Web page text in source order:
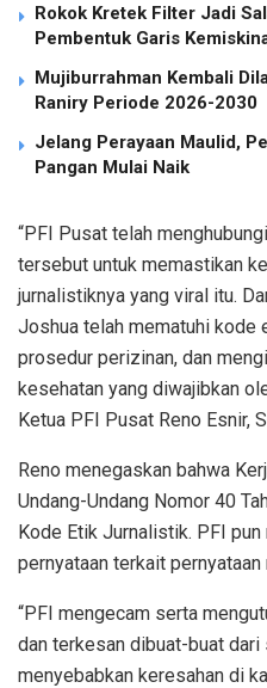
Rokok Kretek Filter Jadi
Pembentuk Garis
Mujiburrahman Kembali
Raniry Periode 2026-2030
Jelang Perayaan Maulid,
Pangan Mulai Naik
“PFI Pusat telah
tersebut untuk memastikan
jurnalistiknya yang viral itu.
Joshua telah mematuhi kode
prosedur perizinan, dan
kesehatan yang diwajibkan
Ketua PFI Pusat Reno Esnir,
Reno menegaskan bahwa
Undang-Undang Nomor 40
Kode Etik Jurnalistik. PFI pun
pernyataan terkait pernyataan
“PFI mengecam serta
dan terkesan dibuat-buat dari
menyebabkan keresahan di